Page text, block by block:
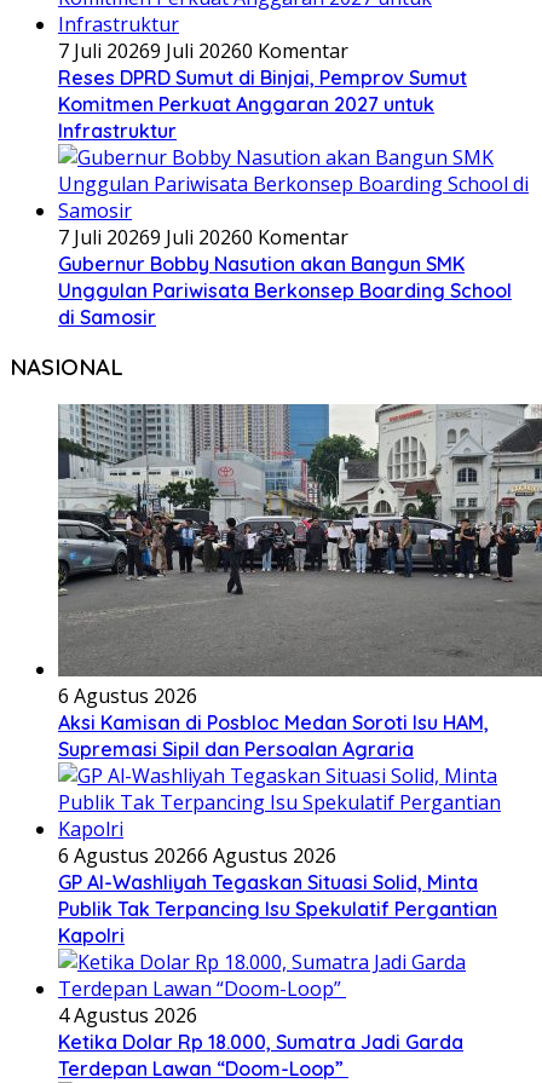
7 Juli 20269 Juli 20260 Komentar
Reses DPRD Sumut di Binjai, Pemprov Sumut
Komitmen Perkuat Anggaran 2027 untuk
Infrastruktur
7 Juli 20269 Juli 20260 Komentar
Gubernur Bobby Nasution akan Bangun SMK
Unggulan Pariwisata Berkonsep Boarding School
di Samosir
NASIONAL
6 Agustus 2026
Aksi Kamisan di Posbloc Medan Soroti Isu HAM,
Supremasi Sipil dan Persoalan Agraria
6 Agustus 20266 Agustus 2026
GP Al-Washliyah Tegaskan Situasi Solid, Minta
Publik Tak Terpancing Isu Spekulatif Pergantian
Kapolri
4 Agustus 2026
Ketika Dolar Rp 18.000, Sumatra Jadi Garda
Terdepan Lawan “Doom-Loop”